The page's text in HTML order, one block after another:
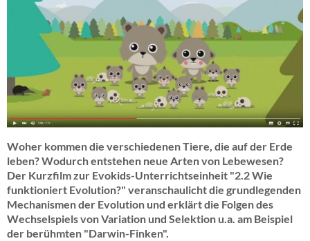
video_wie_funktioniert_evolution.jpg
Woher kommen die verschiedenen Tiere, die auf der Erde
leben? Wodurch entstehen neue Arten von Lebewesen?
Der Kurzfilm zur Evokids-Unterrichtseinheit "2.2 Wie
funktioniert Evolution?" veranschaulicht die grundlegenden
Mechanismen der Evolution und erklärt die Folgen des
Wechselspiels von Variation und Selektion u.a. am Beispiel
der berühmten "Darwin-Finken".